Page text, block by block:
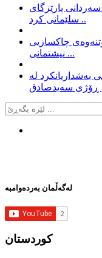
پارێزگای
سلێمانی کرد ..
چاکسازیی
نیشتمانی ...
بەشداریانکرد لە
ڕۆژی سەیدصادق
لەگەڵمان بەردەوامبە
كوردستان